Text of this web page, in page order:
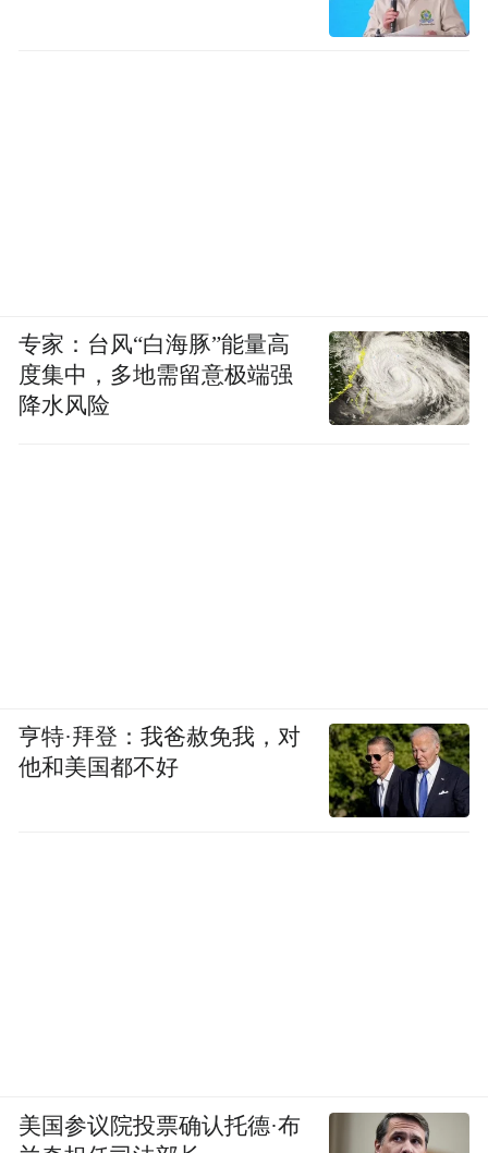
专家：台风“白海豚”能量高
度集中，多地需留意极端强
降水风险
亨特·拜登：我爸赦免我，对
他和美国都不好
美国参议院投票确认托德·布